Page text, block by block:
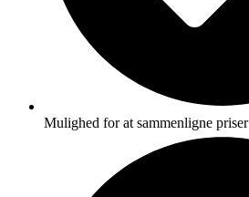
Mulighed for at sammenligne priser